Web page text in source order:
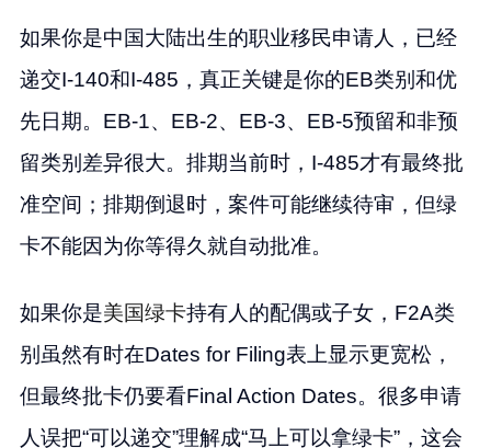
如果你是中国大陆出生的职业移民申请人，已经
递交I-140和I-485，真正关键是你的EB类别和优
先日期。EB-1、EB-2、EB-3、EB-5预留和非预
留类别差异很大。排期当前时，I-485才有最终批
准空间；排期倒退时，案件可能继续待审，但绿
卡不能因为你等得久就自动批准。
如果你是美国绿卡持有人的配偶或子女，F2A类
别虽然有时在Dates for Filing表上显示更宽松，
但最终批卡仍要看Final Action Dates。很多申请
人误把“可以递交”理解成“马上可以拿绿卡”，这会